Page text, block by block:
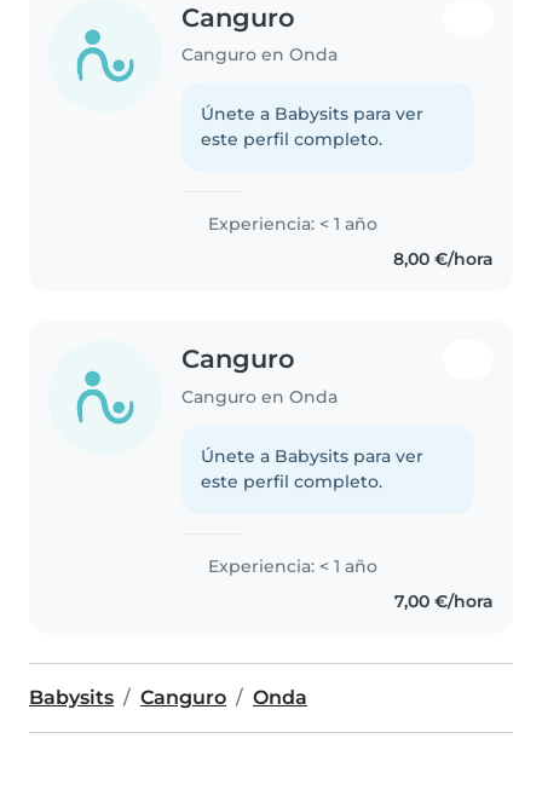
Canguro
Canguro en Onda
Únete a Babysits para ver
este perfil completo.
Experiencia: < 1 año
8,00 €/hora
Canguro
Canguro en Onda
Únete a Babysits para ver
este perfil completo.
Experiencia: < 1 año
7,00 €/hora
Babysits Canguro Onda